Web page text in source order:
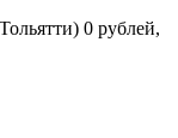
0 рублей,